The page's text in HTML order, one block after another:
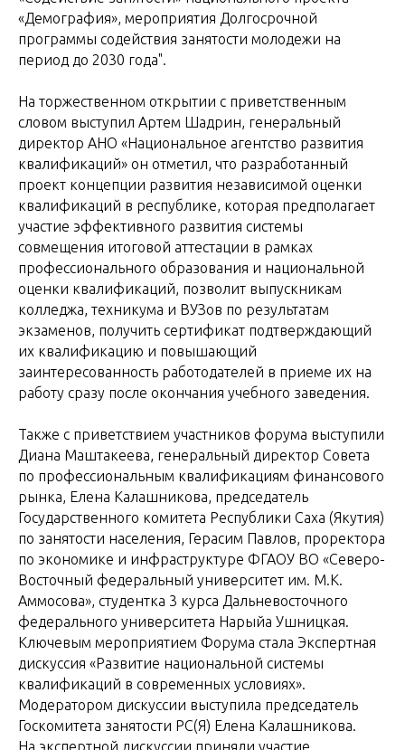
«Демография», мероприятия Долгосрочной
программы содействия занятости молодежи на
период до 2030 года".
На торжественном открытии с приветственным
словом выступил Артем Шадрин, генеральный
директор АНО «Национальное агентство развития
квалификаций» он отметил, что разработанный
проект концепции развития независимой оценки
квалификаций в республике, которая предполагает
участие эффективного развития системы
совмещения итоговой аттестации в рамках
профессионального образования и национальной
оценки квалификаций, позволит выпускникам
колледжа, техникума и ВУЗов по результатам
экзаменов, получить сертификат подтверждающий
их квалификацию и повышающий
заинтересованность работодателей в приеме их на
работу сразу после окончания учебного заведения.
Также с приветствием участников форума выступили
Диана Маштакеева, генеральный директор Совета
по профессиональным квалификациям финансового
рынка, Елена Калашникова, председатель
Государственного комитета Республики Саха (Якутия)
по занятости населения, Герасим Павлов, проректора
по экономике и инфраструктуре ФГАОУ ВО «Северо-
Восточный федеральный университет им. М.К.
Аммосова», студентка 3 курса Дальневосточного
федерального университета Нарыйа Ушницкая.
Ключевым мероприятием Форума стала Экспертная
дискуссия «Развитие национальной системы
квалификаций в современных условиях».
Модератором дискуссии выступила председатель
Госкомитета занятости РС(Я) Елена Калашникова.
На экспертной дискуссии приняли участие